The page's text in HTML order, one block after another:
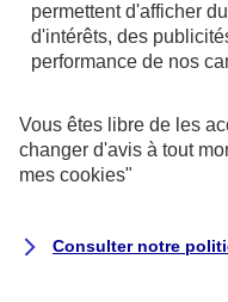
AXA Assistance
S.A au capital de
Siège social :
8-10, rue Paul
permettent d'afficher
d'intérêts, des
performance de nos
Vous êtes libre de les
changer d'avis à tout
mes cookies"
Consulter notre